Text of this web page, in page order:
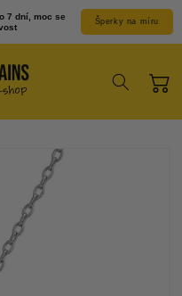
7 dní, moc se
Šperky na míru
Košík